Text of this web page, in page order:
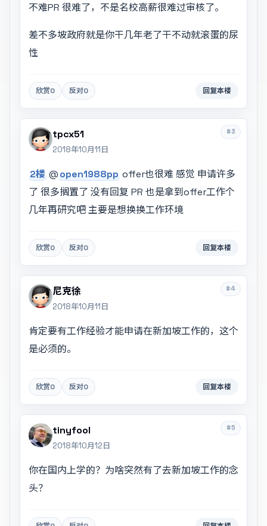
不难PR 很难了，不是名校高薪很难过审核了。
差不多坡政府就是你干几年老了干不动就滚蛋的尿
性
欣赏0 反对0 回复本楼
#3
tpcx51
2018年10月11日
2楼 @open1988pp offer也很难 感觉 申请许多
了 很多搁置了 没有回复 PR 也是拿到offer工作个
几年再研究吧 主要是想换换工作环境
欣赏0 反对0 回复本楼
#4
尼克徐
2018年10月11日
肯定要有工作经验才能申请在新加坡工作的，这个
是必须的。
欣赏0 反对0 回复本楼
#5
tinyfool
2018年10月12日
你在国内上学的？为啥突然有了去新加坡工作的念
头？